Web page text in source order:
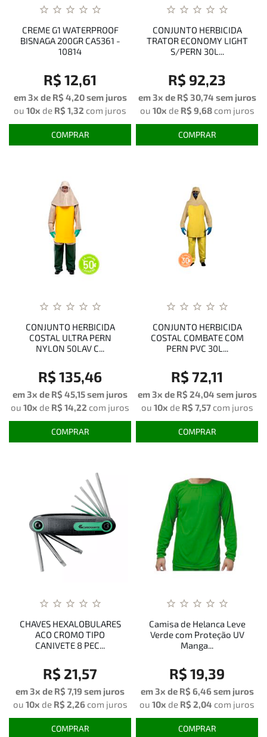
CREME G1 WATERPROOF
BISNAGA 200GR CA5361 -
10814
R$ 12,61
em 3x de R$ 4,20sem juros
ou 10x de R$ 1,32 com juros
COMPRAR
CONJUNTO HERBICIDA
TRATOR ECONOMY LIGHT
S/PERN 30L...
R$ 92,23
em 3x de R$ 30,74 sem juros
ou 10x de R$ 9,68 com juros
COMPRAR
CONJUNTO HERBICIDA
COSTAL ULTRA PERN
NYLON 50LAV C...
R$ 135,46
em 3x de R$ 45,15sem juros
ou 10x de R$ 14,22 com juros
COMPRAR
CONJUNTO HERBICIDA
COSTAL COMBATE COM
PERN PVC 30L...
R$ 72,11
em 3x de R$ 24,04 sem juros
ou 10x de R$ 7,57 com juros
COMPRAR
CHAVES HEXALOBULARES
ACO CROMO TIPO
CANIVETE 8 PEC...
R$ 21,57
em 3x de R$ 7,19 sem juros
ou 10x de R$ 2,26 com juros
COMPRAR
Camisa de Helanca Leve
Verde com Proteção UV
Manga...
R$ 19,39
em 3x de R$ 6,46sem juros
ou 10x de R$ 2,04 com juros
COMPRAR